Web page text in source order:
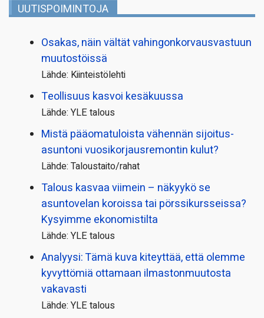
UUTISPOIMINTOJA
Osakas, näin vältät vahingonkorvausvastuun
muutostöissä
Lähde: Kiinteistölehti
Teollisuus kasvoi kesäkuussa
Lähde: YLE talous
Mistä pääoma­tuloista vähennän sijoitus­
asuntoni vuosikorjaus­remontin kulut?
Lähde: Taloustaito/rahat
Talous kasvaa viimein – näkyykö se
asuntovelan koroissa tai pörssi­kursseissa?
Kysyimme ekonomistilta
Lähde: YLE talous
Analyysi: Tämä kuva kiteyttää, että olemme
kyvyttömiä ottamaan ilmaston­muutosta
vakavasti
Lähde: YLE talous